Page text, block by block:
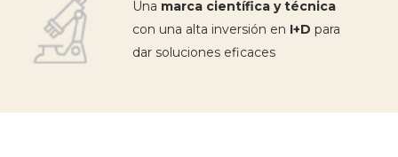
Una marca científica y técnica
con una alta inversión en I+D para
dar soluciones eficaces